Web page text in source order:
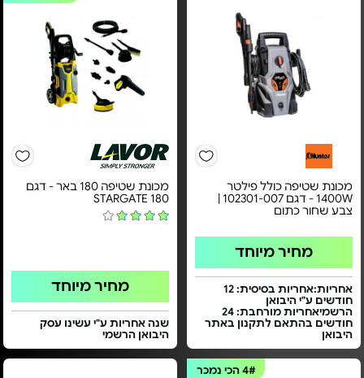
מכונת שטיפה כולל פילטר
1400W - דגם 102301-007 |
צבע שחור כתום
מחיר מיוחד
אחריות:אחריות בסיסית: 12
חודשים ע"י היבואן
הרשמיאחריות מורחבת: 24
חודשים בהתאם לתקנון באתר
היבואן
מכונת שטיפה 180 באר - דגם
STARGATE 180
מחיר מיוחד
שנה אחריות ע"י עשינו עסק
היבואן הרשמי
4#הכי נמכר